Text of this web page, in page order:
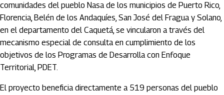
comunidades del pueblo Nasa de los municipios de Puerto Rico,
Florencia, Belén de los Andaquíes, San José del Fragua y Solano,
en el departamento del Caquetá, se vincularon a través del
mecanismo especial de consulta en cumplimiento de los
objetivos de los Programas de Desarrolla con Enfoque
Territorial, PDET.
El proyecto beneficia directamente a 519 personas del pueblo